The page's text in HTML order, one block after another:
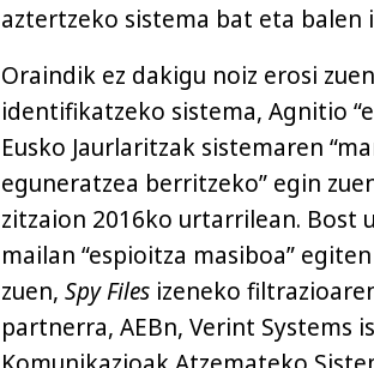
aztertzeko sistema bat eta
Oraindik ez dakigu noiz erosi
identifikatzeko sistema, Agnitio
Eusko Jaurlaritzak sistemaren
eguneratzea berritzeko” egin
zitzaion 2016ko urtarrilean. Bost
mailan “espioitza masiboa”
zuen, Spy Files izeneko
partnerra, AEBn, Verint Systems